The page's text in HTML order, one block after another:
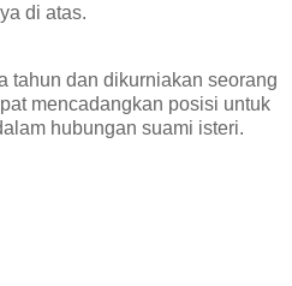
di atas.
tahun dan dikurniakan seorang
mencadangkan posisi untuk
hubungan suami isteri.